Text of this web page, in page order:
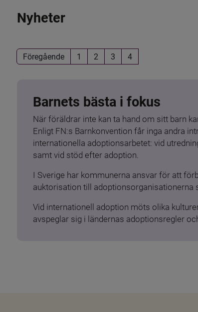
Nyheter
Föregående 1 2 3 4
Barnets bästa i fokus
När föräldrar inte kan ta hand om sitt barn
Enligt FN:s Barnkonvention får inga andra
internationella adoptionsarbetet: vid
samt vid stöd efter adoption.
I Sverige har kommunerna ansvar för att
auktorisation till adoptionsorganisationerna
Vid internationell adoption möts olika
avspeglar sig i ländernas adoptionsregler